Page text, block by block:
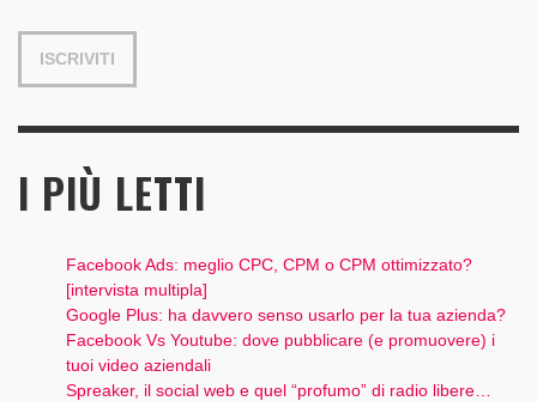
I PIÙ LETTI
Facebook Ads: meglio CPC, CPM o CPM ottimizzato?
[intervista multipla]
Google Plus: ha davvero senso usarlo per la tua azienda?
Facebook Vs Youtube: dove pubblicare (e promuovere) i
tuoi video aziendali
Spreaker, il social web e quel “profumo” di radio libere…